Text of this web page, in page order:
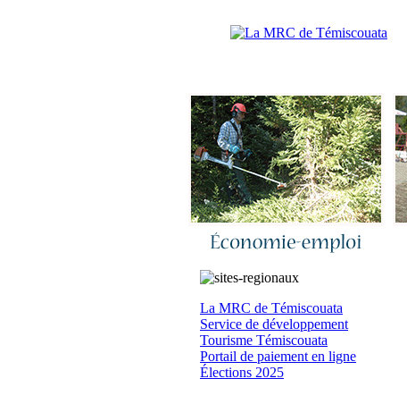
La MRC de Témiscouata
Service de développement
Tourisme Témiscouata
Portail de paiement en ligne
Élections 2025